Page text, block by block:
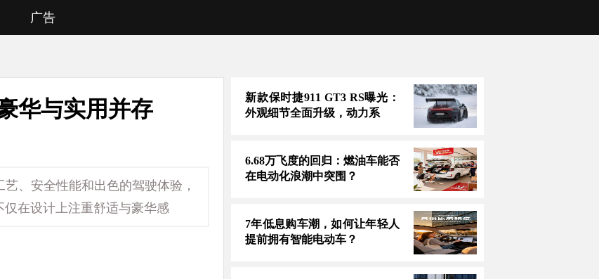
广告
华与实用并存
、安全性能和出色的驾驶体验，
在设计上注重舒适与豪华感
新款保时捷911 GT3 RS曝光：
外观细节全面升级，动力系
6.68万飞度的回归：燃油车能否
在电动化浪潮中突围？
7年低息购车潮，如何让年轻人
提前拥有智能电动车？